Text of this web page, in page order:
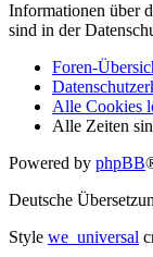
Informationen über
sind in der
Foren-
Alle Cookies
Alle Zeiten
Powered by phpBB
Deutsche
Style we_universal